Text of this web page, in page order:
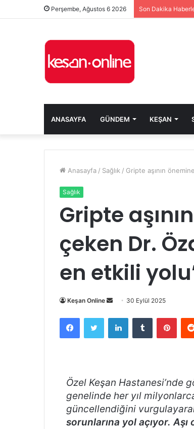
Perşembe, Ağustos 6 2026 Son Dakika
ANASAYFA GÜNDEM KEŞAN
Anasayfa / Sağlık / Gripte aşının
Sağlık
Gripte
çeken Dr.
en etkili
Keşan Online
Bir
posta
göndermek
30 Eylül 2025
FacebookTwitter LinkedInTumblr
Özel Keşan Hastanesi’nde
genelinde her yıl
güncellendiğini
sorunlarına yol açıyor.